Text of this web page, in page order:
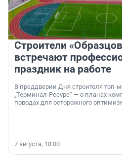
Строители
встречают
праздник на работе
В преддверии Дня строителя
„Терминал-Ресурс“ — о планах
поводах для осторожного
7 августа, 18:00